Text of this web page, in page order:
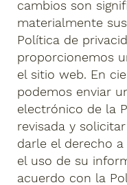
cambios son
materialmente
Política de
proporcionemos
el sitio web. En
podemos enviar
electrónico de la
revisada y
darle el derecho
el uso de su
acuerdo con la